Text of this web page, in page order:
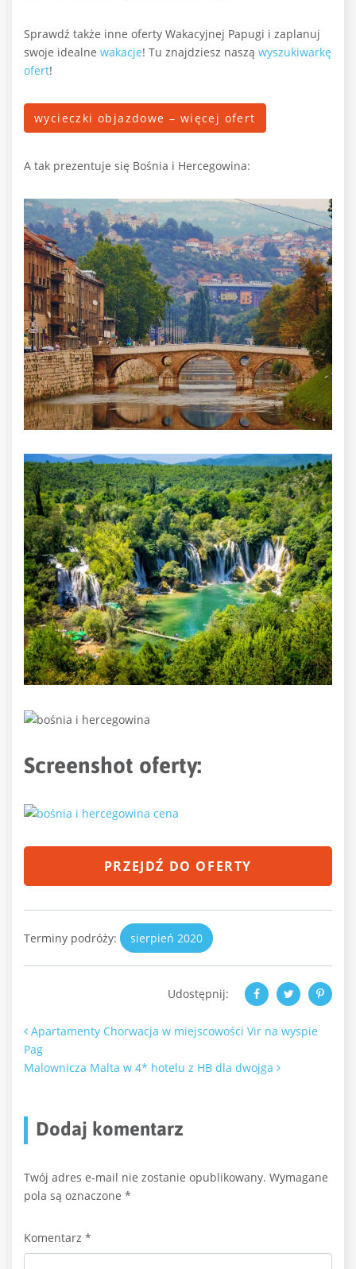
Sprawdź także inne oferty Wakacyjnej Papugi i zaplanuj
swoje idealne wakacje! Tu znajdziesz naszą wyszukiwarkę
ofert!
wycieczki objazdowe – więcej ofert
A tak prezentuje się Bośnia i Hercegowina:
Screenshot oferty:
PRZEJDŹ DO OFERTY
Terminy podróży: sierpień 2020
Udostępnij:
Nawigacja po artykułach
Apartamenty Chorwacja w miejscowości Vir na wyspie
Pag
Malownicza Malta w 4* hotelu z HB dla dwojga
Dodaj komentarz
Twój adres e-mail nie zostanie opublikowany. Wymagane
pola są oznaczone *
Komentarz *